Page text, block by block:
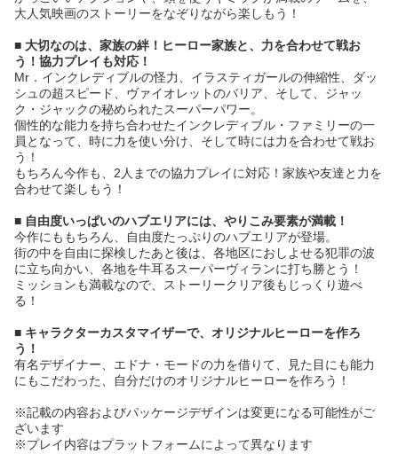
大人気映画のストーリーをなぞりながら楽しもう！
■ 大切なのは、家族の絆！ヒーロー家族と、力を合わせて戦お
う！協力プレイも対応！
Mr．インクレディブルの怪力、イラスティガールの伸縮性、ダッ
シュの超スピード、ヴァイオレットのバリア、そして、ジャッ
ク・ジャックの秘められたスーパーパワー。
個性的な能力を持ち合わせたインクレディブル・ファミリーの一
員となって、時に力を使い分け、そして時には力を合わせて戦お
う！
もちろん今作も、2人までの協力プレイに対応！家族や友達と力を
合わせて楽しもう！
■ 自由度いっぱいのハブエリアには、やりこみ要素が満載！
今作にももちろん、自由度たっぷりのハブエリアが登場。
街の中を自由に探検したあと後は、各地区におしよせる犯罪の波
に立ち向かい、各地を牛耳るスーパーヴィランに打ち勝とう！
ミッションも満載なので、ストーリークリア後もじっくり遊べ
る！
■ キャラクターカスタマイザーで、オリジナルヒーローを作ろ
う！
有名デザイナー、エドナ・モードの力を借りて、見た目にも能力
にもこだわった、自分だけのオリジナルヒーローを作ろう！
※記載の内容およびパッケージデザインは変更になる可能性がご
ざいます
※プレイ内容はプラットフォームによって異なります